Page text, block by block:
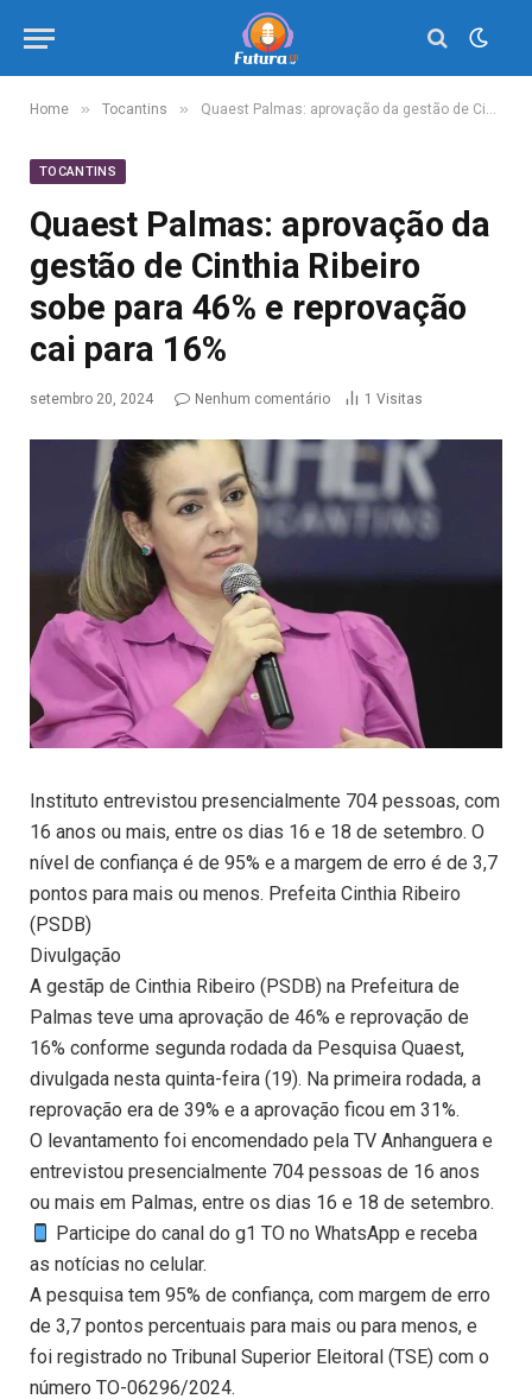
Home » Tocantins » Quaest Palmas: aprovação da gestão de Cinthia Ribeiro sobe para 46% e reprovação cai para 16%
TOCANTINS
Quaest Palmas: aprovação da
gestão de Cinthia Ribeiro
sobe para 46% e reprovação
cai para 16%
setembro 20, 2024 Nenhum comentário 1 Visitas
Instituto entrevistou presencialmente 704 pessoas, com
16 anos ou mais, entre os dias 16 e 18 de setembro. O
nível de confiança é de 95% e a margem de erro é de 3,7
pontos para mais ou menos. Prefeita Cinthia Ribeiro
(PSDB)
Divulgação
A gestãp de Cinthia Ribeiro (PSDB) na Prefeitura de
Palmas teve uma aprovação de 46% e reprovação de
16% conforme segunda rodada da Pesquisa Quaest,
divulgada nesta quinta-feira (19). Na primeira rodada, a
reprovação era de 39% e a aprovação ficou em 31%.
O levantamento foi encomendado pela TV Anhanguera e
entrevistou presencialmente 704 pessoas de 16 anos
ou mais em Palmas, entre os dias 16 e 18 de setembro.
Participe do canal do g1 TO no WhatsApp e receba
as notícias no celular.
A pesquisa tem 95% de confiança, com margem de erro
de 3,7 pontos percentuais para mais ou para menos, e
foi registrado no Tribunal Superior Eleitoral (TSE) com o
número TO-06296/2024.